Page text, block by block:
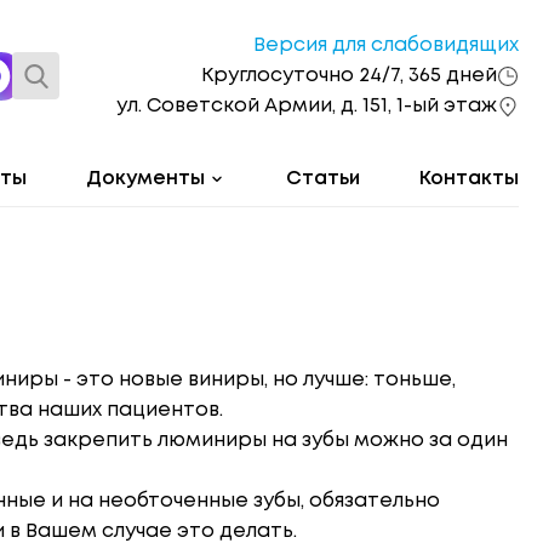
Версия для слабовидящих
Круглосуточно 24/7, 365 дней
ул. Советской Армии, д. 151, 1-ый этаж
Документы Статьи Контакты
- это новые виниры, но лучше: тоньше,
наших пациентов.
закрепить люминиры на зубы можно за один
и на необточенные зубы, обязательно
Вашем случае это делать.